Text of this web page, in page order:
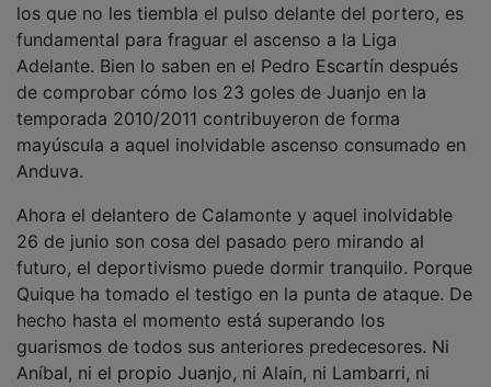
los que no les tiembla el pulso delante del portero, es
fundamental para fraguar el ascenso a la Liga
Adelante. Bien lo saben en el Pedro Escartín después
de comprobar cómo los 23 goles de Juanjo en la
temporada 2010/2011 contribuyeron de forma
mayúscula a aquel inolvidable ascenso consumado en
Anduva.
Ahora el delantero de Calamonte y aquel inolvidable
26 de junio son cosa del pasado pero mirando al
futuro, el deportivismo puede dormir tranquilo. Porque
Quique ha tomado el testigo en la punta de ataque. De
hecho hasta el momento está superando los
guarismos de todos sus anteriores predecesores. Ni
Aníbal, ni el propio Juanjo, ni Alain, ni Lambarri, ni